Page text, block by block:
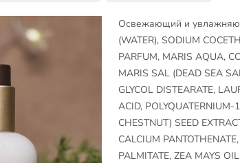
Освежающий и
(WATER), SODIUM
PARFUM, MARIS AQUA,
MARIS SAL (DEAD SEA
GLYCOL DISTEARATE,
ACID,
CHESTNUT) SEED
CALCIUM
PALMITATE, ZEA MAYS